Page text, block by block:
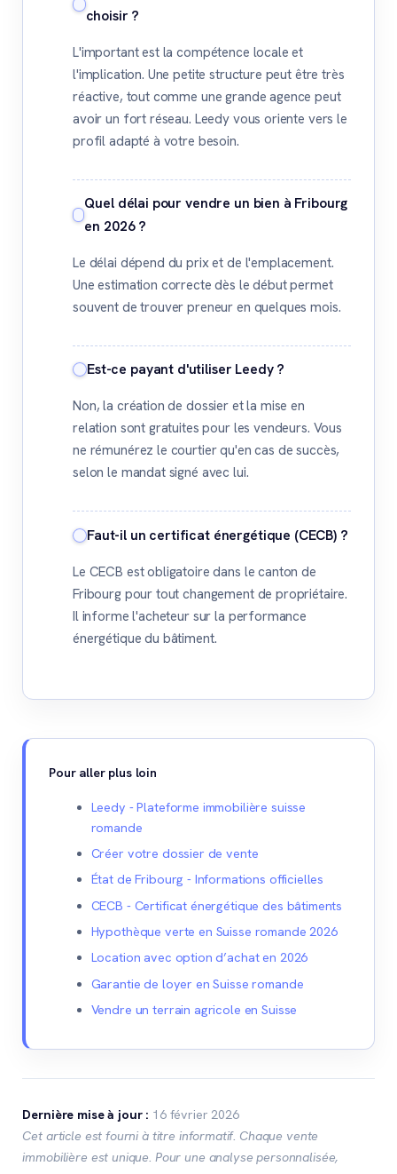
choisir ?
L'important est la compétence locale et
l'implication. Une petite structure peut être très
réactive, tout comme une grande agence peut
avoir un fort réseau. Leedy vous oriente vers le
profil adapté à votre besoin.
Quel délai pour vendre un bien à Fribourg
en 2026 ?
Le délai dépend du prix et de l'emplacement.
Une estimation correcte dès le début permet
souvent de trouver preneur en quelques mois.
Est-ce payant d'utiliser Leedy ?
Non, la création de dossier et la mise en
relation sont gratuites pour les vendeurs. Vous
ne rémunérez le courtier qu'en cas de succès,
selon le mandat signé avec lui.
Faut-il un certificat énergétique (CECB) ?
Le CECB est obligatoire dans le canton de
Fribourg pour tout changement de propriétaire.
Il informe l'acheteur sur la performance
énergétique du bâtiment.
Pour aller plus loin
Leedy - Plateforme immobilière suisse
romande
Créer votre dossier de vente
État de Fribourg - Informations officielles
CECB - Certificat énergétique des bâtiments
Hypothèque verte en Suisse romande 2026
Location avec option d’achat en 2026
Garantie de loyer en Suisse romande
Vendre un terrain agricole en Suisse
Dernière mise à jour : 16 février 2026
Cet article est fourni à titre informatif. Chaque vente
immobilière est unique. Pour une analyse personnalisée,